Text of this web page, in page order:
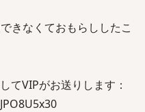
きなくておもらししたこ
てVIPがお送りします：